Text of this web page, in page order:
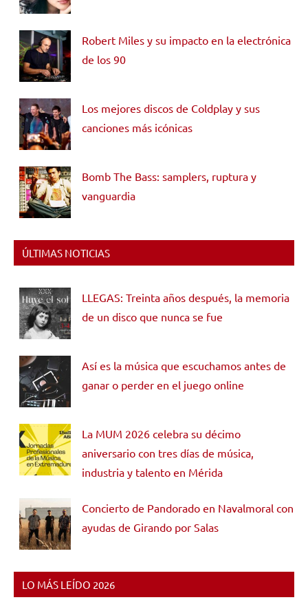
Robert Miles y su impacto en la electrónica
de los 90
Los mejores discos de Coldplay y sus
canciones más icónicas
Bomb The Bass: samplers, ruptura y
vanguardia
ÚLTIMAS NOTICIAS
LLEGAS: Treinta años después, la memoria
de un disco que nunca se fue
Así es la música que escuchamos antes de
ganar o perder en el juego online
La MUM 2026 celebra su décimo
aniversario con tres días de música,
industria y talento en Mérida
Concierto de Pandorado en Navalmoral con
ayudas de Girando por Salas
LO MÁS LEÍDO 2026